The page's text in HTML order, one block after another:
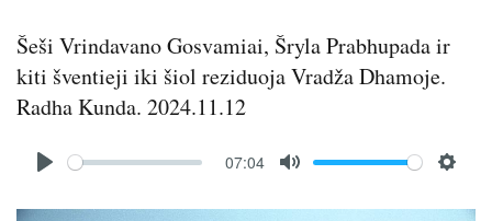
Šeši Vrindavano Gosvamiai, Šryla Prabhupada ir
kiti šventieji iki šiol reziduoja Vradža Dhamoje.
Radha Kunda. 2024.11.12
l
07:04
u
e